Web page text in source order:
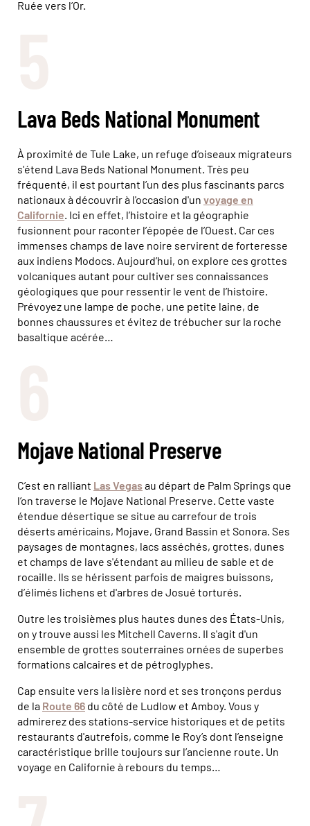
Ruée vers l’Or.
Lava Beds National Monument
À proximité de Tule Lake, un refuge d’oiseaux migrateurs
s'étend Lava Beds National Monument. Très peu
fréquenté, il est pourtant l’un des plus fascinants parcs
nationaux à découvrir à l'occasion d'un voyage en
Californie. Ici en effet, l’histoire et la géographie
fusionnent pour raconter l’épopée de l’Ouest. Car ces
immenses champs de lave noire servirent de forteresse
aux indiens Modocs. Aujourd’hui, on explore ces grottes
volcaniques autant pour cultiver ses connaissances
géologiques que pour ressentir le vent de l’histoire.
Prévoyez une lampe de poche, une petite laine, de
bonnes chaussures et évitez de trébucher sur la roche
basaltique acérée…
Mojave National Preserve
C’est en ralliant Las Vegasau départ de Palm Springs que
l’on traverse le Mojave National Preserve. Cette vaste
étendue désertique se situe au carrefour de trois
déserts américains, Mojave, Grand Bassin et Sonora. Ses
paysages de montagnes, lacs asséchés, grottes, dunes
et champs de lave s'étendant au milieu de sable et de
rocaille. Ils se hérissent parfois de maigres buissons,
d’élimés lichens et d'arbres de Josué torturés.
Outre les troisièmes plus hautes dunes des États-Unis,
on y trouve aussi les Mitchell Caverns. Il s'agit d'un
ensemble de grottes souterraines ornées de superbes
formations calcaires et de pétroglyphes.
Cap ensuite vers la lisière nord et ses tronçons perdus
de la Route 66 du côté de Ludlow et Amboy. Vous y
admirerez des stations-service historiques et de petits
restaurants d'autrefois, comme le Roy’s dont l’enseigne
caractéristique brille toujours sur l’ancienne route. Un
voyage en Californie à rebours du temps…